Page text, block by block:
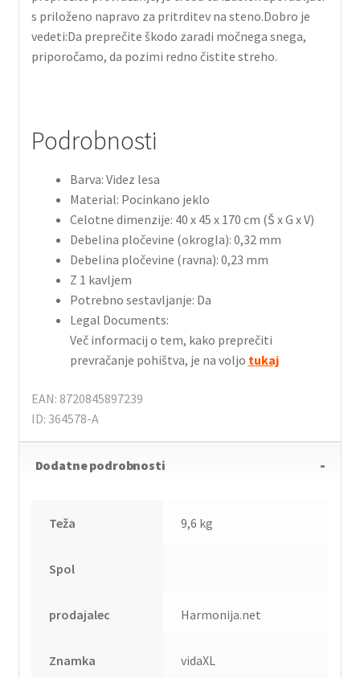
s priloženo napravo za pritrditev na steno.Dobro je
vedeti:Da preprečite škodo zaradi močnega snega,
priporočamo, da pozimi redno čistite streho.
Podrobnosti
Barva: Videz lesa
Material: Pocinkano jeklo
Celotne dimenzije: 40 x 45 x 170 cm (Š x G x V)
Debelina pločevine (okrogla): 0,32 mm
Debelina pločevine (ravna): 0,23 mm
Z 1 kavljem
Potrebno sestavljanje: Da
Legal Documents:
Več informacij o tem, kako preprečiti
prevračanje pohištva, je na voljo tukaj
EAN: 8720845897239
ID: 364578-A
Dodatne podrobnosti
Teža 9,6 kg
Spol
prodajalec Harmonija.net
Znamka vidaXL